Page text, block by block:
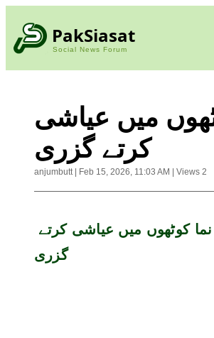
PakSiasat
Social News Forum
میں عیاشی
کرتے گزری
anjumbutt| Feb 15, 2026, 11:03 AM Views 2
گزری